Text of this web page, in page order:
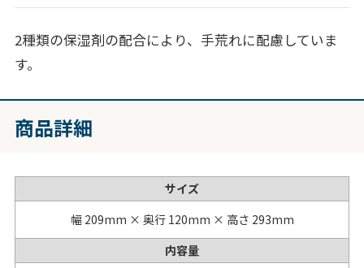
2種類の保湿剤の配合により、手荒れに配慮していま
す。
商品詳細
サイズ
幅 209mm × 奥行 120mm × 高さ 293mm
内容量